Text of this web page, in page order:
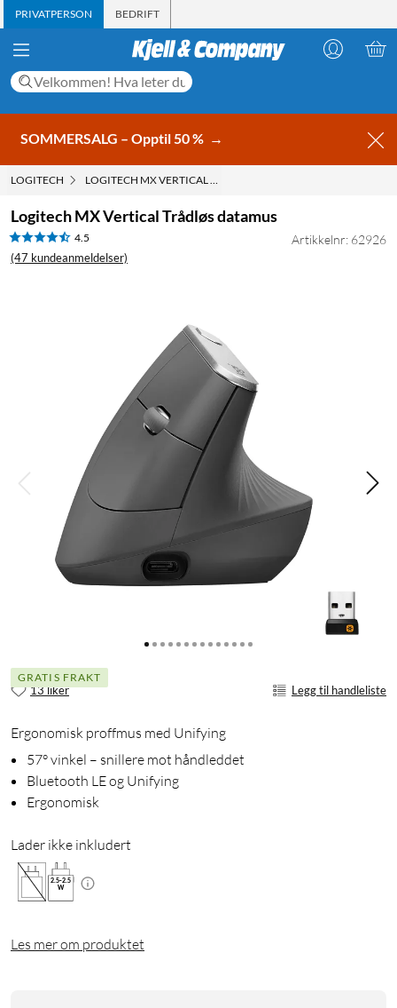
PRIVATPERSON BEDRIFT
SOMMERSALG – Opptil 50 % →
LOGITECH LOGITECH MX VERTICAL TRÅDLØS DATAMUS
Logitech MX Vertical Trådløs datamus
4.5
(47 kundeanmeldelser)
Artikkelnr: 62926
GRATIS FRAKT
13 liker Legg til handleliste
Ergonomisk proffmus med Unifying
57° vinkel – snillere mot håndleddet
Bluetooth LE og Unifying
Ergonomisk
Lader ikke inkludert
2.5-2.5
W
Les mer om produktet